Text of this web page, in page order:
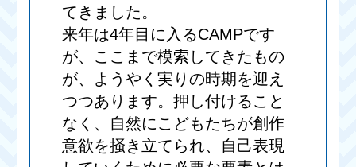
てきました。
来年は4年目に入るCAMPです
が、ここまで模索してきたもの
が、ようやく実りの時期を迎え
つつあります。押し付けること
なく、自然にこどもたちが創作
意欲を掻き立てられ、自己表現